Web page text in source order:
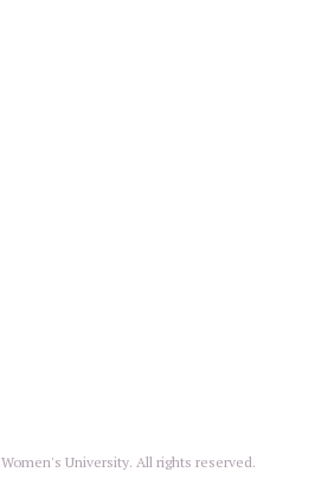
University. All rights reserved.